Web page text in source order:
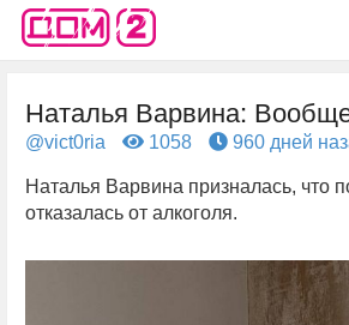
Наталья Варвина:
@vict0ria 1058 960 дней
Наталья Варвина призналась, что
отказалась от алкоголя.